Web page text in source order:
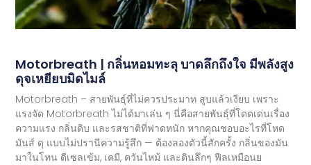
Motorbreath | กลิ่นหอมทะลุ บาดลึกถึงใจ มีพลังสูง
ดุจเหยียบมิดไมล์
Motorbreath – สายพันธุ์ที่ไม่ควรประมาท สูบแล้วเงียบ เพราะ
แรงจัด Motorbreath ไม่ได้มาเล่น ๆ นี่คือสายพันธุ์ที่โดดเด่นเรื่อง
ความแรง กลิ่นดิบ และรสชาติที่ฟาดหนัก หากคุณชอบอะไรที่โหด
มันส์ ดุ แบบไม่ปรานีความรู้สึก — ต้องลองตัวนี้สักครั้ง กลิ่นของมัน
มาในโทน ดีเซลเข้ม, เคมี, ควันไหม้ และดินลึกๆ ฟีลเหมือนย